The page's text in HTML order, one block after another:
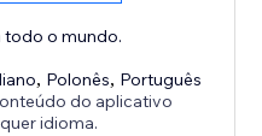
todo o mundo.
, Polonês, Português
do aplicativo
idioma.